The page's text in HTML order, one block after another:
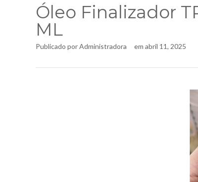
Óleo Finalizador
ML
Publicado porAdministradora em abril 11, 2025